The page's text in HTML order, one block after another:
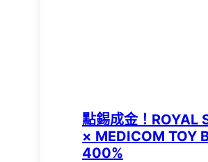
點錫成金！ROYAL
× MEDICOM TOY
400%